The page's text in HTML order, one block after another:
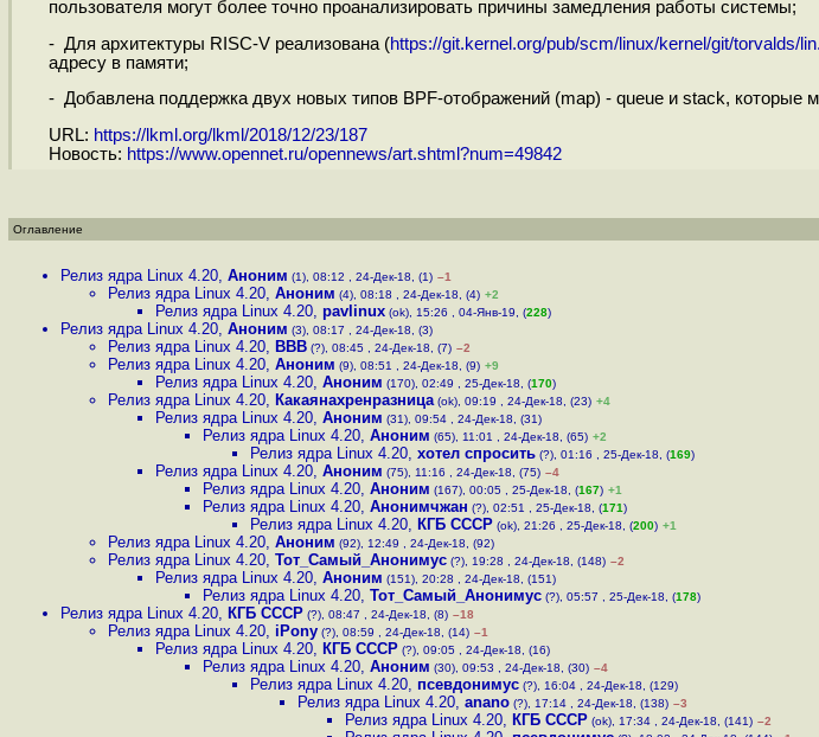
пользователя могут более точно проанализировать причины замедления работы системы;
- Для архитектуры RISC-V реализована (https://git.kernel.org/pub/scm/linux/kernel/git/torvalds/
адресу в памяти;
- Добавлена поддержка двух новых типов BPF-отображений (map) - queue и stack, которые
URL: https://lkml.org/lkml/2018/12/23/187
Новость: https://www.opennet.ru/opennews/art.shtml?num=49842
Оглавление
Релиз ядра Linux 4.20, Аноним (1), 08:12 , 24-Дек-18, (1) –1
Релиз ядра Linux 4.20, Аноним (4), 08:18 , 24-Дек-18, (4) +2
Релиз ядра Linux 4.20, pavlinux (ok), 15:26 , 04-Янв-19, (228)
Релиз ядра Linux 4.20, Аноним (3), 08:17 , 24-Дек-18, (3)
Релиз ядра Linux 4.20, BBB (?), 08:45 , 24-Дек-18, (7) –2
Релиз ядра Linux 4.20, Аноним (9), 08:51 , 24-Дек-18, (9) +9
Релиз ядра Linux 4.20, Аноним (170), 02:49 , 25-Дек-18, (170)
Релиз ядра Linux 4.20, Какаянахренразница (ok), 09:19 , 24-Дек-18, (23) +4
Релиз ядра Linux 4.20, Аноним (31), 09:54 , 24-Дек-18, (31)
Релиз ядра Linux 4.20, Аноним (65), 11:01 , 24-Дек-18, (65) +2
Релиз ядра Linux 4.20, хотел спросить (?), 01:16 , 25-Дек-18, (169)
Релиз ядра Linux 4.20, Аноним (75), 11:16 , 24-Дек-18, (75) –4
Релиз ядра Linux 4.20, Аноним (167), 00:05 , 25-Дек-18, (167) +1
Релиз ядра Linux 4.20, Анонимчжан (?), 02:51 , 25-Дек-18, (171)
Релиз ядра Linux 4.20, КГБ СССР (ok), 21:26 , 25-Дек-18, (200) +1
Релиз ядра Linux 4.20, Аноним (92), 12:49 , 24-Дек-18, (92)
Релиз ядра Linux 4.20, Тот_Самый_Анонимус (?), 19:28 , 24-Дек-18, (148) –2
Релиз ядра Linux 4.20, Аноним (151), 20:28 , 24-Дек-18, (151)
Релиз ядра Linux 4.20, Тот_Самый_Анонимус (?), 05:57 , 25-Дек-18, (178)
Релиз ядра Linux 4.20, КГБ СССР (?), 08:47 , 24-Дек-18, (8) –18
Релиз ядра Linux 4.20, iPony (?), 08:59 , 24-Дек-18, (14) –1
Релиз ядра Linux 4.20, КГБ СССР (?), 09:05 , 24-Дек-18, (16)
Релиз ядра Linux 4.20, Аноним (30), 09:53 , 24-Дек-18, (30) –4
Релиз ядра Linux 4.20, псевдонимус (?), 16:04 , 24-Дек-18, (129)
Релиз ядра Linux 4.20, anano (?), 17:14 , 24-Дек-18, (138) –3
Релиз ядра Linux 4.20, КГБ СССР (ok), 17:34 , 24-Дек-18, (141) –2